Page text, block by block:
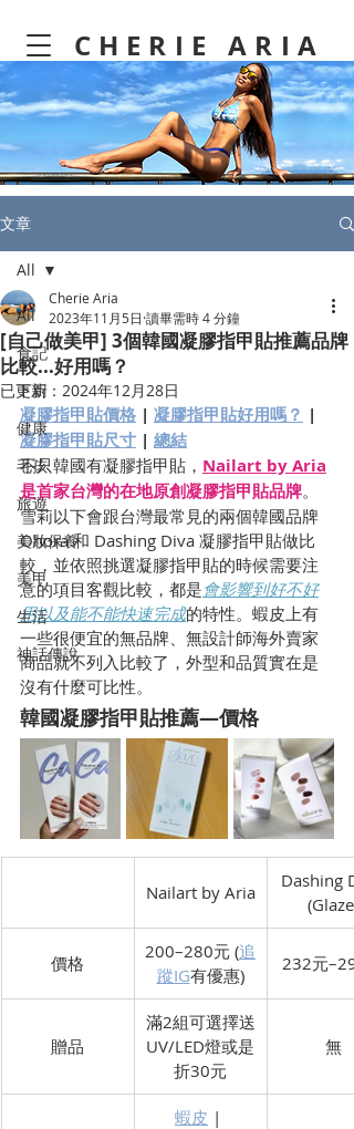
CHERIE ARIA
文章
All
食記
下廚
健康
毛孩
旅遊
美妝保養
美甲
生活
神話傳說
All
[自己做美甲] 3個韓國凝膠指甲貼推薦品牌
比較...好用嗎？
Cherie Aria
2023年11月5日 讀畢需時 4 分鐘
已更新： 2024年12月28日
凝膠指甲貼價格 | 凝膠指甲貼好用嗎？ |
凝膠指甲貼尺寸 | 總結
不只韓國有凝膠指甲貼， Nailart by Aria
是首家台灣的在地原創凝膠指甲貼品牌。
雪莉以下會跟台灣最常見的兩個韓國品牌
Ohora 和 Dashing Diva 凝膠指甲貼做比
較，並依照挑選凝膠指甲貼的時候需要注
意的項目客觀比較，都是會影響到好不好
用以及能不能快速完成的特性。蝦皮上有
一些很便宜的無品牌、無設計師海外賣家
商品就不列入比較了，外型和品質實在是
沒有什麼可比性。
韓國凝膠指甲貼推薦—價格
Nailart by Aria
Dashing
(Glaze)
價格
200–280元 (追
蹤IG有優惠)
232元
贈品
滿2組可選擇送
UV/LED燈或是
折30元
無
蝦皮 |